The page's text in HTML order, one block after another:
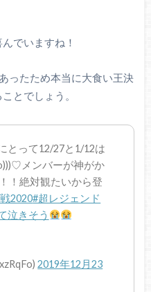
でいますね！
ったため本当に大食い王決
とでしょう。
とって12/27と1/12は
メンバーが神がか
！絶対観たいから登
2020#超レジェンド
泣きそう
2019年12月23